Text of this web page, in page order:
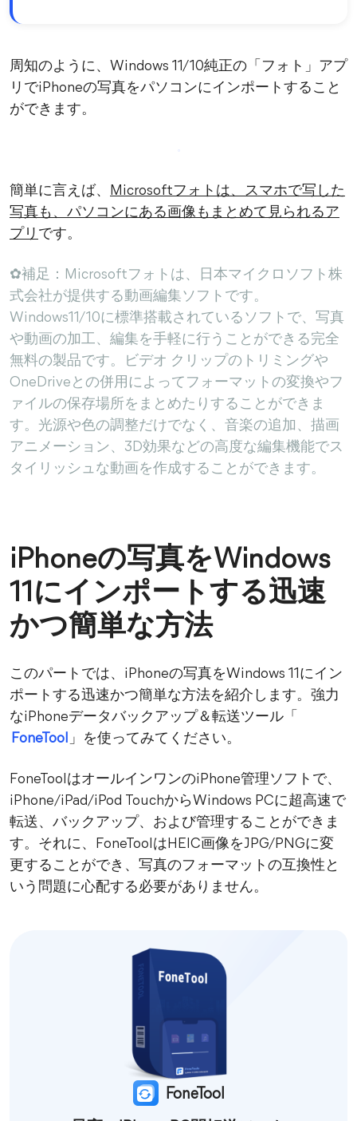
周知のように、Windows 11/10純正の「フォト」アプ
リでiPhoneの写真をパソコンにインポートすること
ができます。
簡単に言えば、 Microsoftフォトは、スマホで写した
写真も、パソコンにある画像もまとめて見られるア
プリ です。
✿補足：Microsoftフォトは、日本マイクロソフト株
式会社が提供する動画編集ソフトです。
Windows11/10に標準搭載されているソフトで、写真
や動画の加工、編集を手軽に行うことができる完全
無料の製品です。ビデオ クリップのトリミングや
OneDriveとの併用によってフォーマットの変換やフ
ァイルの保存場所をまとめたりすることができま
す。光源や色の調整だけでなく、音楽の追加、描画
アニメーション、3D効果などの高度な編集機能でス
タイリッシュな動画を作成することができます。
iPhoneの写真をWindows
11にインポートする迅速
かつ簡単な方法
このパートでは、iPhoneの写真をWindows 11にイン
ポートする迅速かつ簡単な方法を紹介します。強力
なiPhoneデータバックアップ＆転送ツール「
FoneTool 」を使ってみてください。
FoneToolはオールインワンのiPhone管理ソフトで、
iPhone/iPad/iPod TouchからWindows PCに超高速で
転送、バックアップ、および管理することができま
す。それに、FoneToolはHEIC画像をJPG/PNGに変
更することができ、写真のフォーマットの互換性と
いう問題に心配する必要がありません。
FoneTool